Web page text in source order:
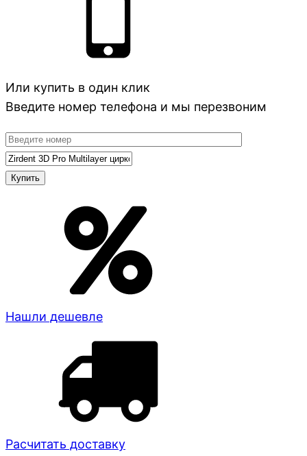
Или купить в один клик
Введите номер телефона и мы перезвоним
Нашли дешевле
Расчитать доставку